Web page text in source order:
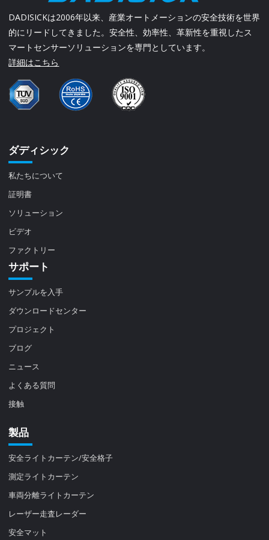
DADISICKは2006年以来、産業オートメーションの安全技術を世界
的にリードしてきました。安全性、効率性、革新性を重視したス
マートセンサーソリューションを専門としています。
詳細はこちら
ダディシック
私たちについて
証明書
ソリューション
ビデオ
ファクトリー
サポート
サンプルを入手
ダウンロードセンター
プロジェクト
ブログ
ニュース
よくある質問
接触
製品
安全ライトカーテン/安全格子
測定ライトカーテン
車両分離ライトカーテン
レーザー走査レーダー
安全マット